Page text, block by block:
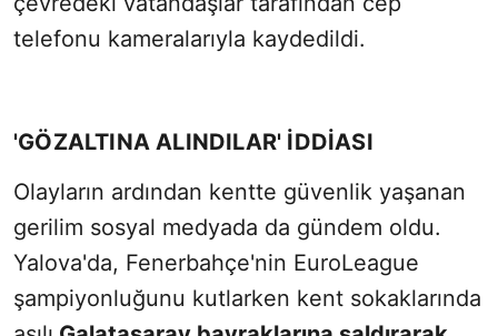
telefonu kameralarıyla kaydedildi.
'GÖZALTINA ALINDILAR' İDDİASI
Olayların ardından kentte güvenlik yaşanan
gerilim sosyal medyada da gündem oldu.
Yalova'da, Fenerbahçe'nin EuroLeague
şampiyonluğunu kutlarken kent sokaklarında